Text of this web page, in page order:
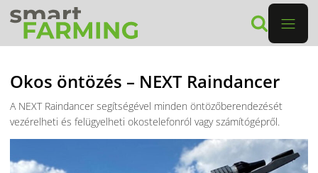
Okos öntözés – NEXT Raindancer
A NEXT Raindancer segítségével minden öntözőberendezését
vezérelheti és felügyelheti okostelefonról vagy számítógépről.